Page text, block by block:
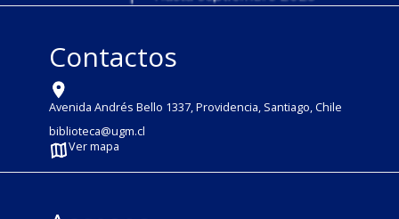
Contactos
Avenida Andrés Bello 1337, Providencia, Santiago, Chile
biblioteca@ugm.cl
Ver mapa